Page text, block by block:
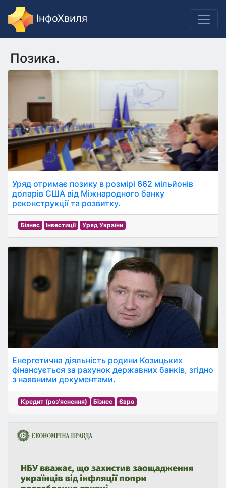
ІнфоХвиля
Позика.
Уряд отримає позику в розмірі 662 мільйонів
доларів США від Міжнародного банку
реконструкції та розвитку.
Бізнес Інвестиції Уряд України
Енергетична діяльність родини Козицьких
фінансується за рахунок державних банків, згідно
з наявними документами.
Кредит (роз'яснення) Бізнес Євро